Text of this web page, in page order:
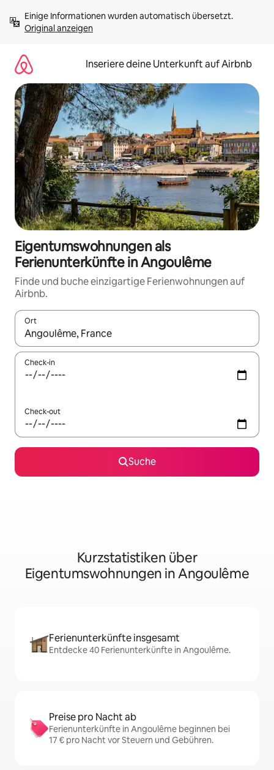
Inhalten
springenOriginal anzeigen
Inseriere deine Unterkunft auf Airbnb
Eigentumswohnungen als
Ferienunterkünfte in Angoulême
Finde und buche einzigartige Ferienwohnungen auf
Airbnb.
Ort
Wenn Ergebnisse verfügbar sind, navigiere mit den
Check-in
Check-out
Suche
Kurzstatistiken über
Eigentumswohnungen in Angoulême
Ferienunterkünfte insgesamt
Entdecke 40 Ferienunterkünfte in Angoulême.
Preise pro Nacht ab
Ferienunterkünfte in Angoulême beginnen bei
17 € pro Nacht vor Steuern und Gebühren.